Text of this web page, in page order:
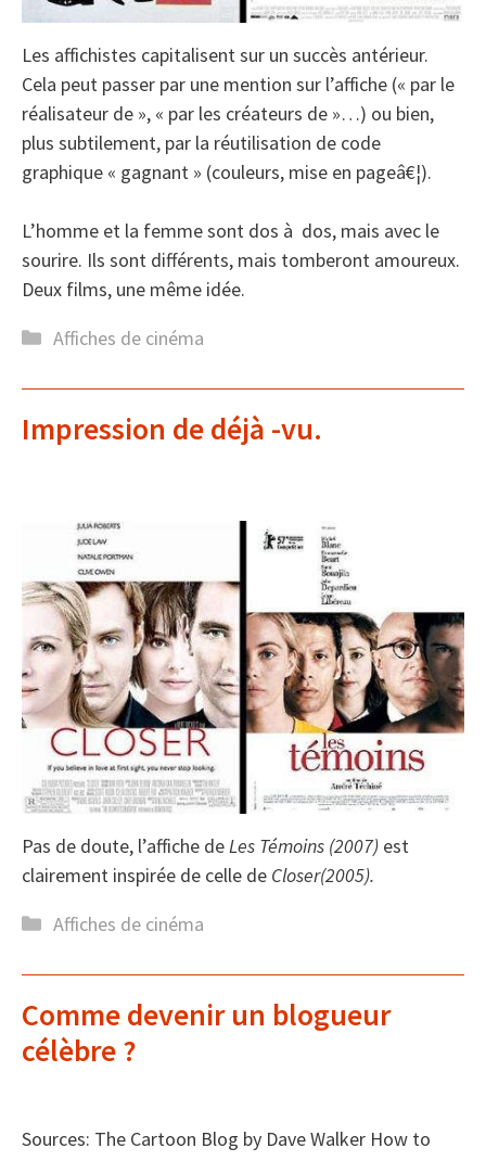
Les affichistes capitalisent sur un succès antérieur.
Cela peut passer par une mention sur l’affiche (« par le
réalisateur de », « par les créateurs de »…) ou bien,
plus subtilement, par la réutilisation de code
graphique « gagnant » (couleurs, mise en pageâ€¦).
L’homme et la femme sont dos à dos, mais avec le
sourire. Ils sont différents, mais tomberont amoureux.
Deux films, une même idée.
Catégories
Affiches de cinéma
Impression de déjà -vu.
Pas de doute, l’affiche deLes Témoins (2007) est
clairement inspirée de celle de Closer(2005).
Catégories
Affiches de cinéma
Comme devenir un blogueur
célèbre ?
Sources: The Cartoon Blog by Dave Walker How to